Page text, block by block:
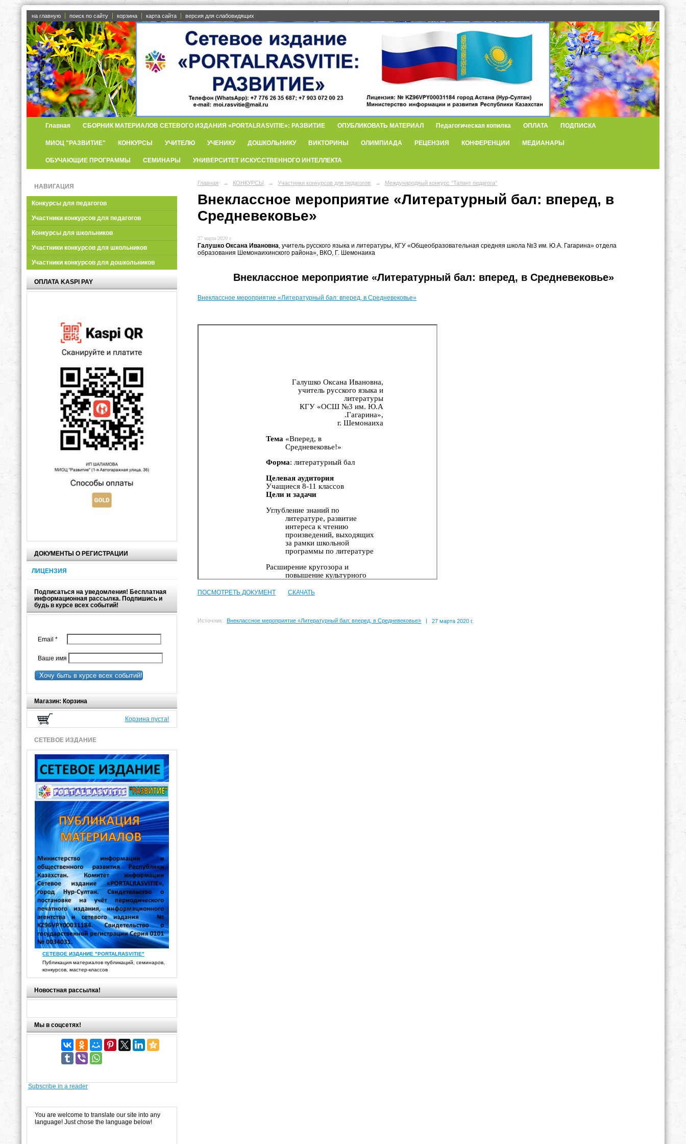
на главную поиск по сайту корзина карта сайта версия для слабовидящих
Главная СБОРНИК МАТЕРИАЛОВ СЕТЕВОГО ИЗДАНИЯ «PORTALRASVITIE»: РАЗВИТИЕ ОПУБЛИКОВАТЬ МАТЕРИАЛ Педагогическая копилка ОПЛАТА ПОДПИСКА
МИОЦ "РАЗВИТИЕ" КОНКУРСЫ УЧИТЕЛЮ УЧЕНИКУ ДОШКОЛЬНИКУ ВИКТОРИНЫ ОЛИМПИАДА РЕЦЕНЗИЯ КОНФЕРЕНЦИИ МЕДИАНАРЫ
ОБУЧАЮЩИЕ ПРОГРАММЫ СЕМИНАРЫ УНИВЕРСИТЕТ ИСКУССТВЕННОГО ИНТЕЛЛЕКТА
НАВИГАЦИЯ
Конкурсы для педагогов
Участники конкурсов для педагогов
Конкурсы для школьников
Участники конкурсов для школьников
Участники конкурсов для дошкольников
ОПЛАТА KASPI PAY
ДОКУМЕНТЫ О РЕГИСТРАЦИИ
ЛИЦЕНЗИЯ
Подписаться на уведомления! Бесплатная
информационная рассылка. Подпишись и
будь в курсе всех событий!
Email *
Ваше имя
Хочу быть в курсе всех событий!
Магазин: Корзина
Корзина пуста!
СЕТЕВОЕ ИЗДАНИЕ
СЕТЕВОЕ ИЗДАНИЕ "PORTALRASVITIE"
Публикация материалов публикаций, семинаров,
конкурсов, мастер-классов
Новостная рассылка!
Мы в соцсетях!
Subscribe in a reader
You are welcome to translate our site into any
language! Just chose the language below!
Главная → КОНКУРСЫ → Участники конкурсов для педагогов → Международный конкурс "Талант педагога"
Внеклассное мероприятие «Литературный бал: вперед, в
Средневековье»
27 марта 2020 г.
Галушко Оксана Ивановна , учитель русского языка и литературы, КГУ «Общеобразовательная средняя школа №3 им. Ю.А. Гагарина» отдела
образования Шемонаихинского района», ВКО, Г. Шемонаиха
Внеклассное мероприятие «Литературный бал: вперед, в Средневековье»
Внеклассное мероприятие «Литературный бал: вперед, в Средневековье»
ПОСМОТРЕТЬ ДОКУМЕНТ СКАЧАТЬ
Источник: Внеклассное мероприятие «Литературный бал: вперед, в Средневековье» 27 марта 2020 г.